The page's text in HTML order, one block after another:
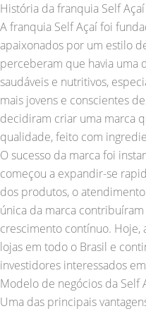
História da franquia Self Açaí
A franquia Self Açaí foi
apaixonados por um estilo
perceberam que havia uma
saudáveis e nutritivos,
mais jovens e conscientes
decidiram criar uma marca
qualidade, feito com
O sucesso da marca foi
começou a expandir-se
dos produtos, o
única da marca
crescimento contínuo. Hoje,
lojas em todo o Brasil e
investidores interessados
Modelo de negócios da Self
Uma das principais